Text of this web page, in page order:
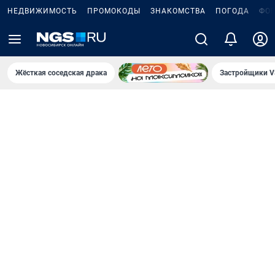
НЕДВИЖИМОСТЬ ПРОМОКОДЫ ЗНАКОМСТВА ПОГОДА
Жёсткая соседская драка Застройщики